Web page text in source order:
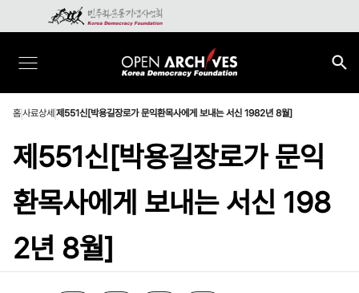
홈사료상세 제551신[박용길장로가 문익환목사에게 보내는 서신 1982년 8월]
제551신[박용길장로가 문익
환목사에게 보내는 서신 198
2년 8월]